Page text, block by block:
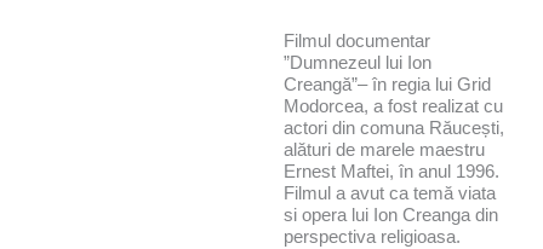
Filmul documentar
”Dumnezeul lui Ion
Creangă”– în regia lui Grid
Modorcea, a fost realizat cu
actori din comuna Răucești,
alături de marele maestru
Ernest Maftei, în anul 1996.
Filmul a avut ca temă viata
si opera lui Ion Creanga din
perspectiva religioasa.